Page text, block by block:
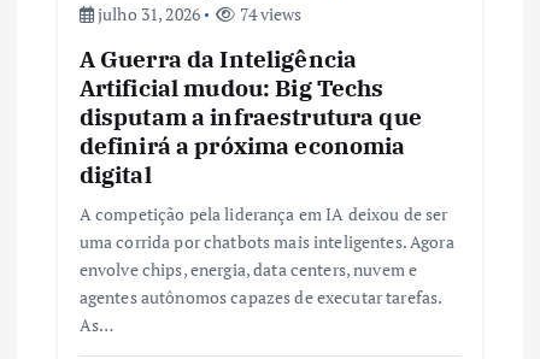
julho 31, 2026
74 views
A Guerra da Inteligência
Artificial mudou: Big Techs
disputam a infraestrutura que
definirá a próxima economia
digital
A competição pela liderança em IA deixou de ser
uma corrida por chatbots mais inteligentes. Agora
envolve chips, energia, data centers, nuvem e
agentes autônomos capazes de executar tarefas.
As…